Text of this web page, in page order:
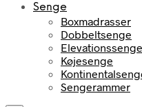
Senge
Boxmadrasser
Dobbeltsenge
Elevationssenge
Køjesenge
Sengerammer